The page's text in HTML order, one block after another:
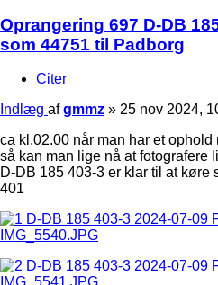
Oprangering 697 D-DB
som 44751 til Padborg
Citer
Indlæg afgmmz » 25 nov 2024,
ca kl.02.00 når man har et
så kan man lige nå at fotografere
D-DB 185 403-3 er klar til at køre
401